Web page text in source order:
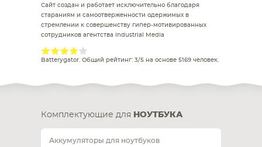
Сайт создан и работает исключительно благодаря
стараниям и самоотверженности одержимых в
стремлении к совершенству гипер-мотивированных
сотрудников агентства Industrial Media
Batterygator. Общий рейтинг: 3/5 на основе 5169 человек.
Комплектующие для НОУТБУКА
Аккумуляторы для ноутбуков